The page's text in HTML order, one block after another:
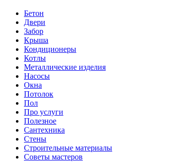
Бетон
Двери
Забор
Крыша
Кондиционеры
Котлы
Металлические изделия
Насосы
Окна
Потолок
Пол
Про услуги
Полезное
Сантехника
Стены
Строительные материалы
Советы мастеров